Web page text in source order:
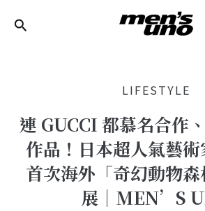
LIFESTYLE
連 GUCCI 都慕名合作
作品！日本超人氣藝
首次海外「奇幻動物
展｜MEN’S
Navigation